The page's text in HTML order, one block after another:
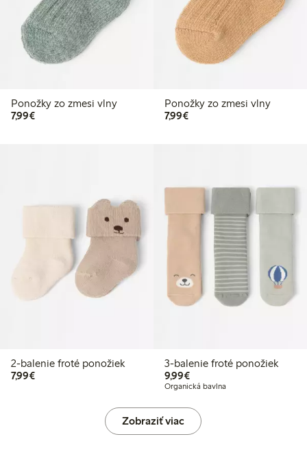
Ponožky zo zmesi vlny
7,99€7,99 €
Ponožky zo zmesi vlny
7,99€7,99 €
2-balenie froté ponožiek
7,99€7,99 €
3-balenie froté ponožiek
9,99€9,99 €
Organická bavlna
Zobraziť viac